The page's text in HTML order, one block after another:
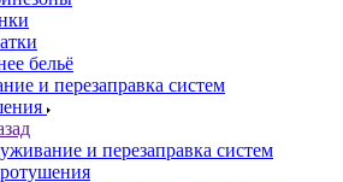
бельё
и перезаправка систем
и перезаправка систем